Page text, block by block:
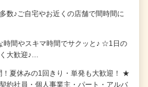
♪ご自宅やお近くの店舗で間時間に
時間やスキマ時間でサクッと♪ ☆1日の
大歓迎♪…
！夏休みの1回きり・単発も大歓迎！ ★
約社員・個人事業主・パート・アルバ